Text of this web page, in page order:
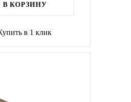
В КОРЗИНУ
в 1 клик